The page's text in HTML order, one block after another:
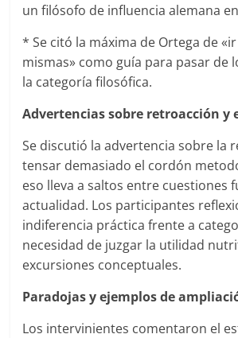
un filósofo de influencia alemana
* Se citó la máxima de Ortega de
mismas» como guía para pasar de
la categoría filosófica.
Advertencias sobre retroacción y
Se discutió la advertencia sobre la
tensar demasiado el cordón
eso lleva a saltos entre cuestiones
actualidad. Los participantes
indiferencia práctica frente a
necesidad de juzgar la utilidad
excursiones conceptuales.
Paradojas y ejemplos de
Los intervinientes comentaron el